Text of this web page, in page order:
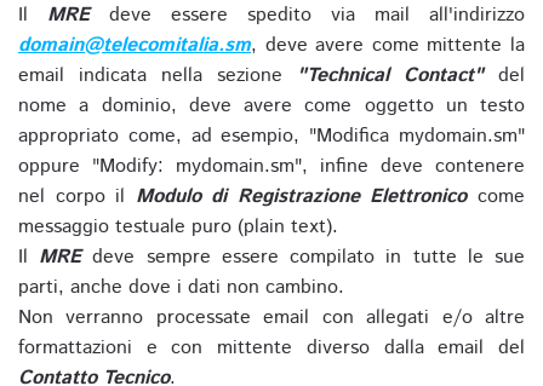
Il MREdeve essere spedito via mail all'indirizzo
domain@telecomitalia.sm, deve avere come mittente la
email indicata nella sezione
"Technical Contact"del
nome a dominio, deve avere come oggetto un testo
appropriato come, ad esempio, "Modifica mydomain.sm"
oppure "Modify: mydomain.sm", infine deve contenere
nel corpo il Modulo di Registrazione Elettronicocome
messaggio testuale puro (plain text).
Il MREdeve sempre essere compilato in tutte le sue
parti, anche dove i dati non cambino.
Non verranno processate email con allegati e/o altre
formattazioni e con mittente diverso dalla email del
Contatto Tecnico.